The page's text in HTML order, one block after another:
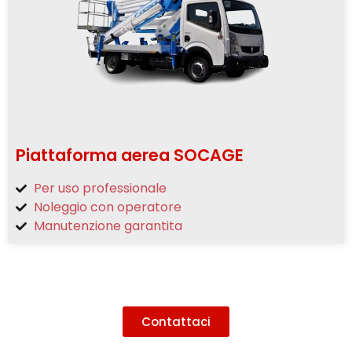
Piattaforma aerea SOCAGE
Per uso professionale
Noleggio con operatore
Manutenzione garantita
Contattaci